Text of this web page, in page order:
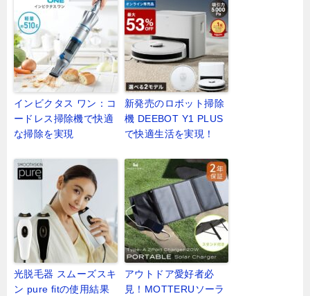
インビクタス ワン：コ
ードレス掃除機で快適
な掃除を実現
新発売のロボット掃除
機 DEEBOT Y1 PLUS
で快適生活を実現！
光脱毛器 スムーズスキ
ン pure fitの使用結果
アウトドア愛好者必
見！MOTTERUソーラ